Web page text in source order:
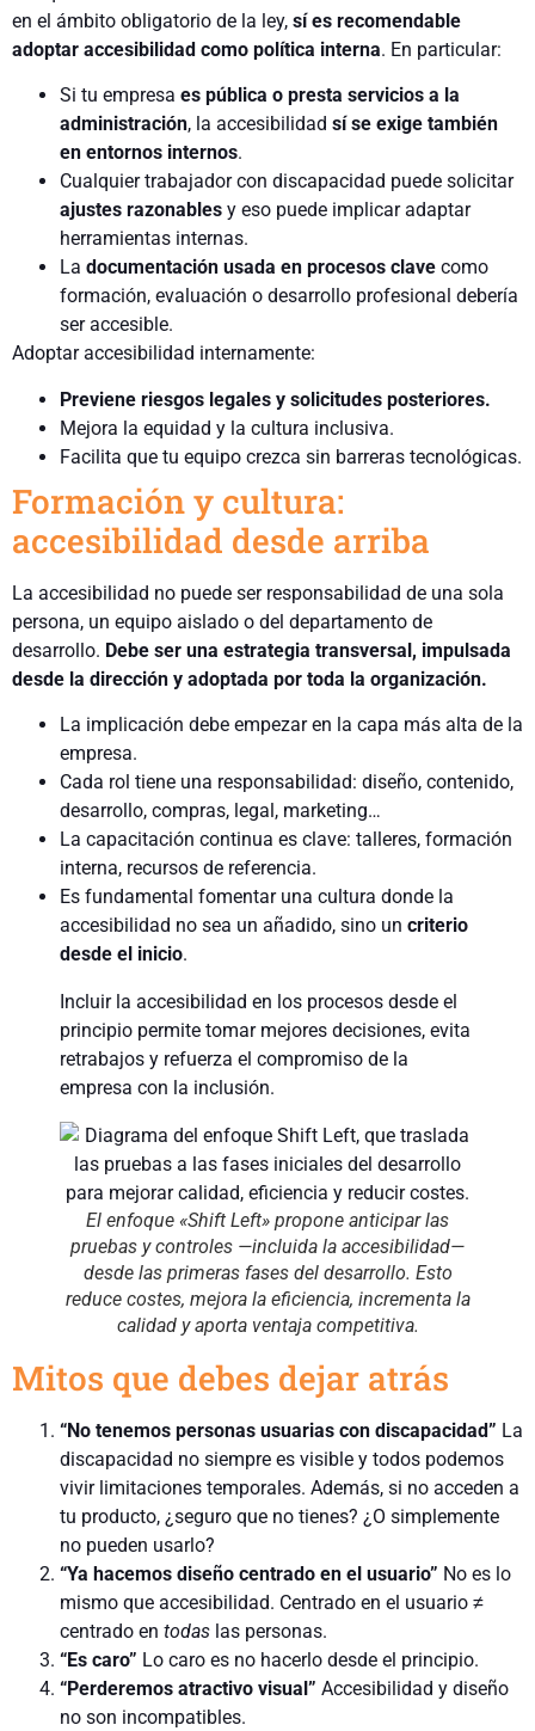
en el ámbito obligatorio de la ley, sí es recomendable
adoptar accesibilidad como política interna. En particular:
Si tu empresa es pública o presta servicios a la
administración, la accesibilidad sí se exige también
en entornos internos.
Cualquier trabajador con discapacidad puede solicitar
ajustes razonables y eso puede implicar adaptar
herramientas internas.
La documentación usada en procesos clave como
formación, evaluación o desarrollo profesional debería
ser accesible.
Adoptar accesibilidad internamente:
Previene riesgos legales y solicitudes posteriores.
Mejora la equidad y la cultura inclusiva.
Facilita que tu equipo crezca sin barreras tecnológicas.
Formación y cultura:
accesibilidad desde arriba
La accesibilidad no puede ser responsabilidad de una sola
persona, un equipo aislado o del departamento de
desarrollo. Debe ser una estrategia transversal, impulsada
desde la dirección y adoptada por toda la organización.
La implicación debe empezar en la capa más alta de la
empresa.
Cada rol tiene una responsabilidad: diseño, contenido,
desarrollo, compras, legal, marketing…
La capacitación continua es clave: talleres, formación
interna, recursos de referencia.
Es fundamental fomentar una cultura donde la
accesibilidad no sea un añadido, sino un criterio
desde el inicio.
Incluir la accesibilidad en los procesos desde el
principio permite tomar mejores decisiones, evita
retrabajos y refuerza el compromiso de la
empresa con la inclusión.
El enfoque «Shift Left» propone anticipar las
pruebas y controles —incluida la accesibilidad—
desde las primeras fases del desarrollo. Esto
reduce costes, mejora la eficiencia, incrementa la
calidad y aporta ventaja competitiva.
Mitos que debes dejar atrás
“No tenemos personas usuarias con discapacidad” La
discapacidad no siempre es visible y todos podemos
vivir limitaciones temporales. Además, si no acceden a
tu producto, ¿seguro que no tienes? ¿O simplemente
no pueden usarlo?
“Ya hacemos diseño centrado en el usuario” No es lo
mismo que accesibilidad. Centrado en el usuario ≠
centrado en todas las personas.
“Es caro” Lo caro es no hacerlo desde el principio.
“Perderemos atractivo visual” Accesibilidad y diseño
no son incompatibles.